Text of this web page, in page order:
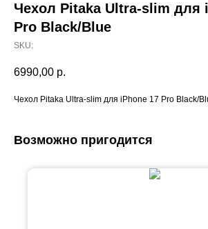
Чехол Pitaka Ultra-slim для
Pro Black/Blue
SKU:
6990,00 р.
Чехол Pitaka Ultra-slim для iPhone 17 Pro Black/
Возможно пригодится